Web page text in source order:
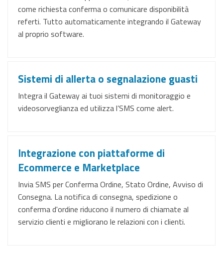
come richiesta conferma o comunicare disponibilità
referti. Tutto automaticamente integrando il Gateway
al proprio software.
Sistemi di allerta o segnalazione guasti
Integra il Gateway ai tuoi sistemi di monitoraggio e
videosorveglianza ed utilizza l’SMS come alert.
Integrazione con piattaforme di
Ecommerce e Marketplace
Invia SMS per Conferma Ordine, Stato Ordine, Avviso di
Consegna. La notifica di consegna, spedizione o
conferma d'ordine riducono il numero di chiamate al
servizio clienti e migliorano le relazioni con i clienti.